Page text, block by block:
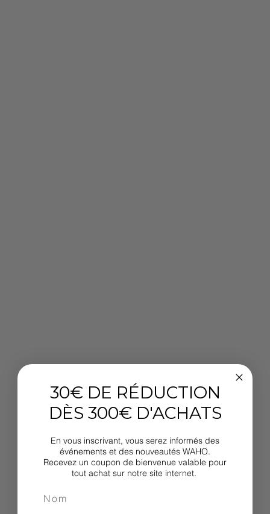
30€ DE RÉDUCTION
DÈS 300€ D'ACHATS
En vous inscrivant, vous serez informés des
événements et des nouveautés WAHO.
Recevez un coupon de bienvenue valable pour
tout achat sur notre site internet.